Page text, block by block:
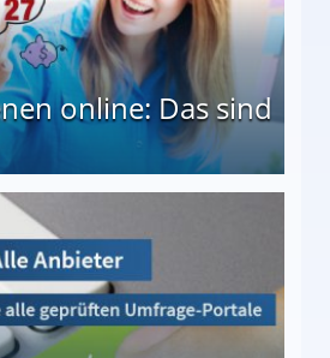
online: Das sind